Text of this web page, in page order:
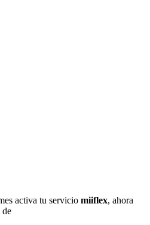
activa tu servicio miiflex, ahora
de